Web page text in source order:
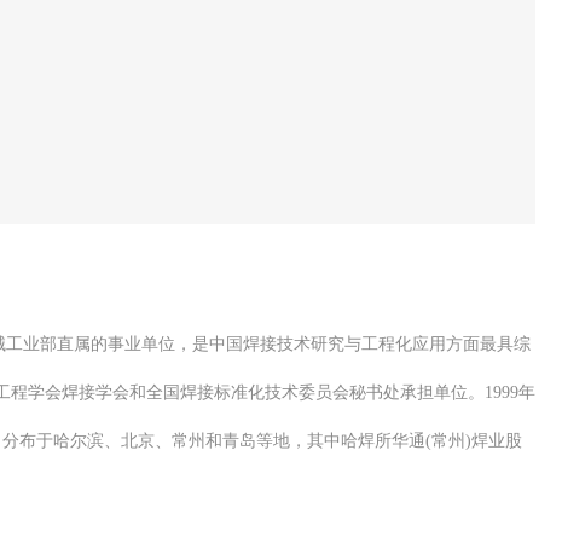
业部直属的事业单位，是中国焊接技术研究与工程化应用方面最具综
学会焊接学会和全国焊接标准化技术委员会秘书处承担单位。1999年
布于哈尔滨、北京、常州和青岛等地，其中哈焊所华通(常州)焊业股